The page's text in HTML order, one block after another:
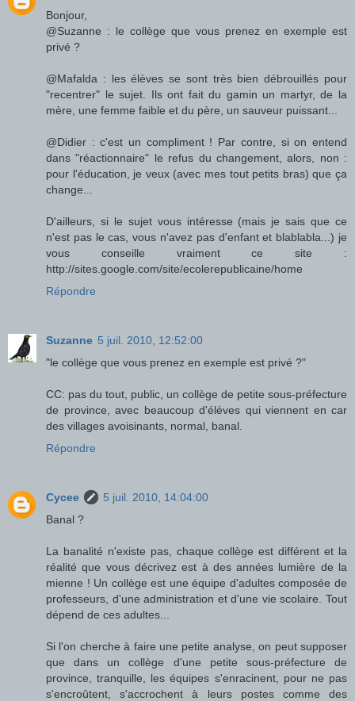
Bonjour,
@Suzanne : le collège que vous prenez en exemple est
privé ?
@Mafalda : les élèves se sont très bien débrouillés pour
"recentrer" le sujet. Ils ont fait du gamin un martyr, de la
mère, une femme faible et du père, un sauveur puissant...
@Didier : c'est un compliment ! Par contre, si on entend
dans "réactionnaire" le refus du changement, alors, non :
pour l'éducation, je veux (avec mes tout petits bras) que ça
change...
D'ailleurs, si le sujet vous intéresse (mais je sais que ce
n'est pas le cas, vous n'avez pas d'enfant et blablabla...) je
vous conseille vraiment ce site :
http://sites.google.com/site/ecolerepublicaine/home
Répondre
Suzanne 5 juil. 2010, 12:52:00
"le collège que vous prenez en exemple est privé ?"
CC: pas du tout, public, un collège de petite sous-préfecture
de province, avec beaucoup d'élèves qui viennent en car
des villages avoisinants, normal, banal.
Répondre
Cycee
5 juil. 2010, 14:04:00
Banal ?
La banalité n'existe pas, chaque collège est différent et la
réalité que vous décrivez est à des années lumière de la
mienne ! Un collège est une équipe d'adultes composée de
professeurs, d'une administration et d'une vie scolaire. Tout
dépend de ces adultes...
Si l'on cherche à faire une petite analyse, on peut supposer
que dans un collège d'une petite sous-préfecture de
province, tranquille, les équipes s'enracinent, pour ne pas
s'encroûtent, s'accrochent à leurs postes comme des